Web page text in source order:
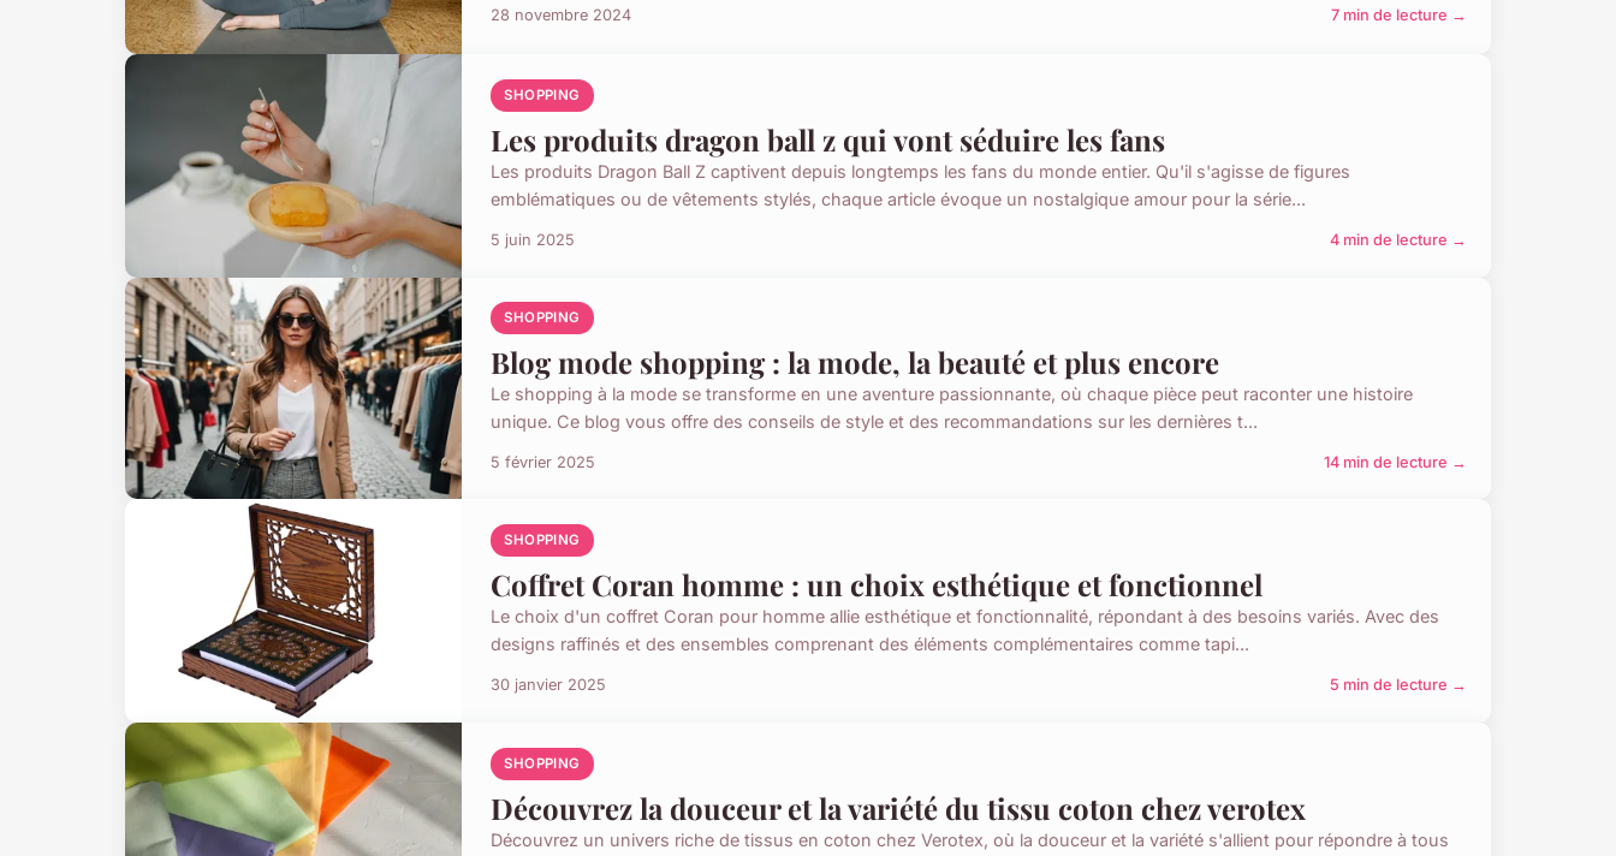
28 novembre 2024 7 min de lecture →
SHOPPING
Les produits dragon ball z qui vont séduire les fans
Les produits Dragon Ball Z captivent depuis longtemps les fans du monde entier. Qu'il s'agisse de figures
emblématiques ou de vêtements stylés, chaque article évoque un nostalgique amour pour la série...
5 juin 2025 4 min de lecture →
SHOPPING
Blog mode shopping : la mode, la beauté et plus encore
Le shopping à la mode se transforme en une aventure passionnante, où chaque pièce peut raconter une histoire
unique. Ce blog vous offre des conseils de style et des recommandations sur les dernières t...
5 février 2025 14 min de lecture →
SHOPPING
Coffret Coran homme : un choix esthétique et fonctionnel
Le choix d'un coffret Coran pour homme allie esthétique et fonctionnalité, répondant à des besoins variés. Avec des
designs raffinés et des ensembles comprenant des éléments complémentaires comme tapi...
30 janvier 2025 5 min de lecture →
SHOPPING
Découvrez la douceur et la variété du tissu coton chez verotex
Découvrez un univers riche de tissus en coton chez Verotex, où la douceur et la variété s'allient pour répondre à tous